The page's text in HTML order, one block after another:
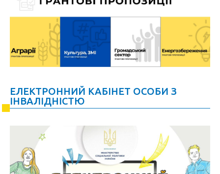
ЕЛЕКТРОННИЙ КАБІНЕТ ОСОБИ З
ІНВАЛІДНІСТЮ